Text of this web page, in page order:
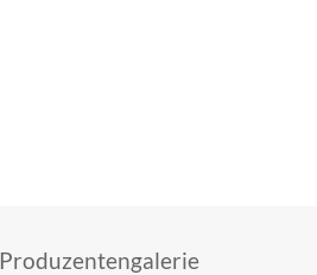
Produzentengalerie